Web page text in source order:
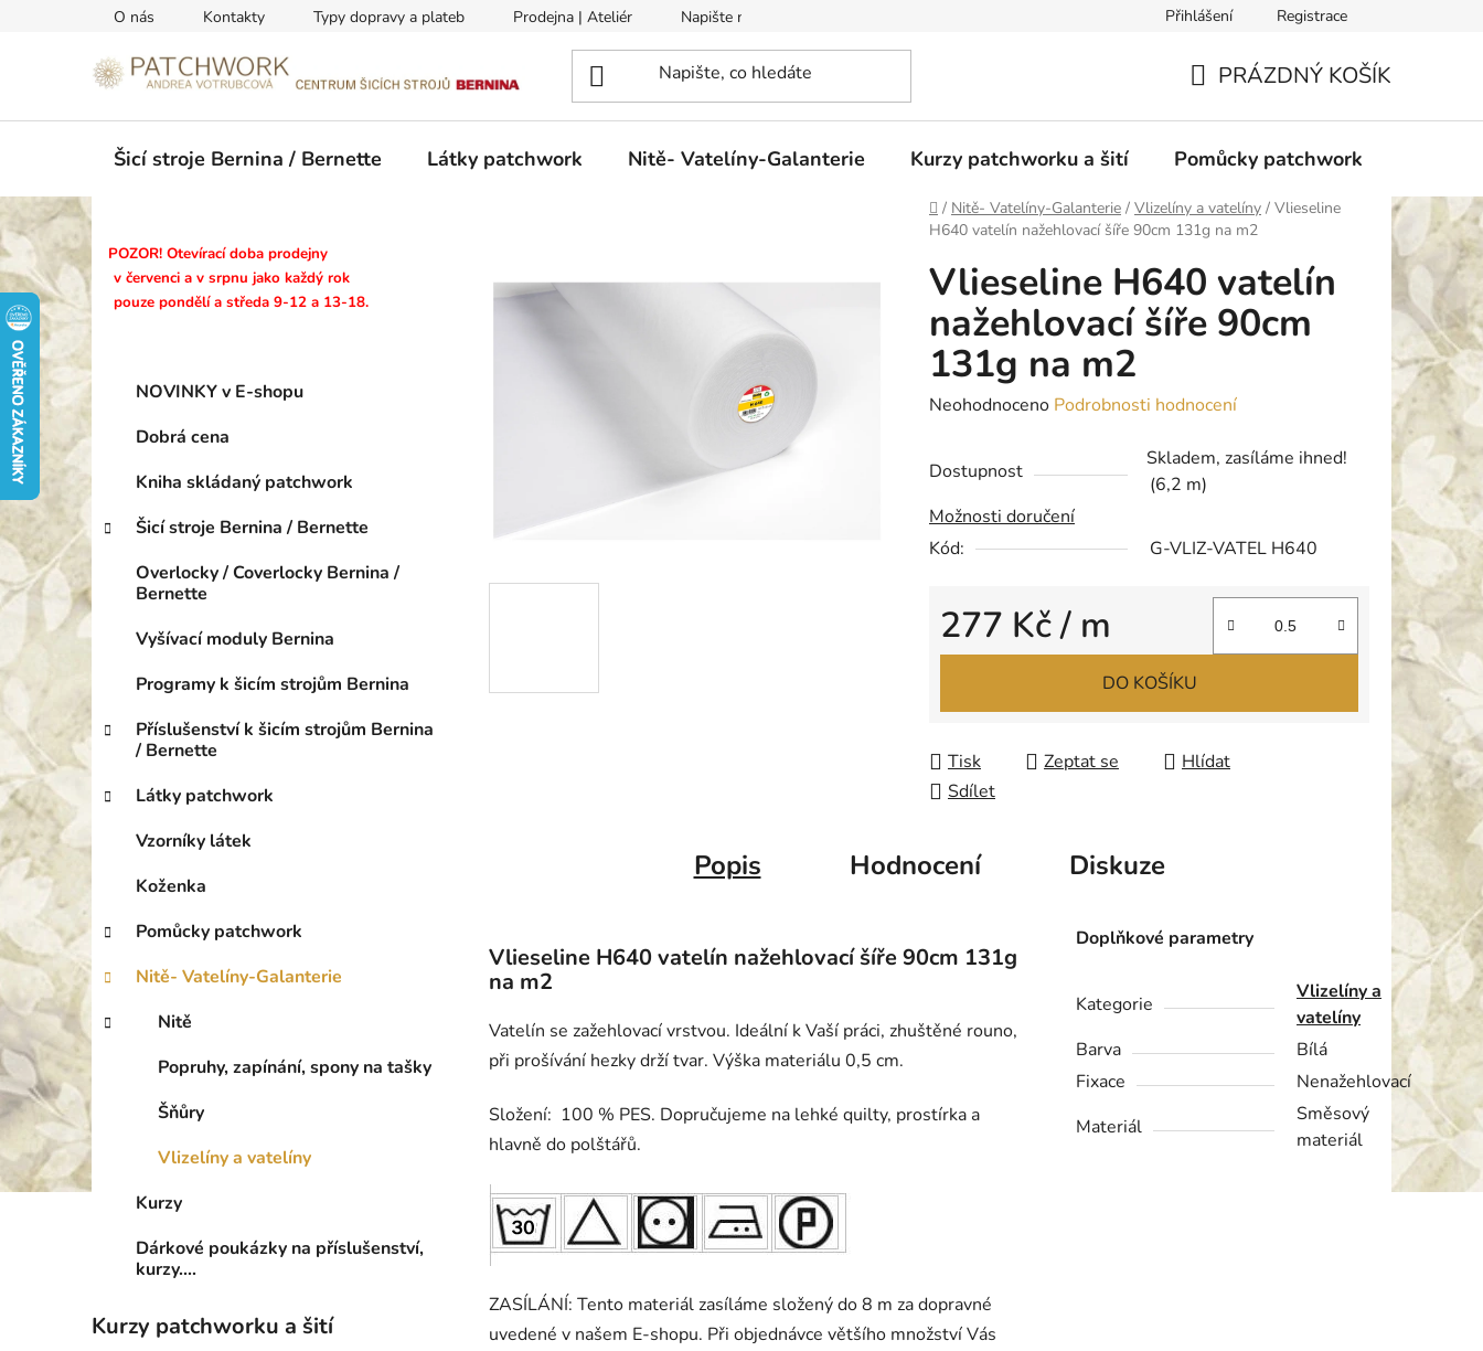
O nás Kontakty Typy dopravy a plateb Prodejna | Ateliér Napište nám Obchodní podmínky
Přihlášení Registrace
KOŠÍK
PRÁZDNÝ KOŠÍK
Šicí stroje Bernina / Bernette Látky patchwork Nitě- Vatelíny-Galanterie Kurzy patchworku a šití Pomůcky patchwork
Domů
/ Nitě- Vatelíny-Galanterie / Vlizelíny a vatelíny / Vlieseline
H640 vatelín nažehlovací šíře 90cm 131g na m2
P
o
s
r
í
a
e
POZOR! Otevírací doba prodejny
v červenci a v srpnu jako každý rok
pouze pondělí a středa 9-12 a 13-18.
Přeskočit
kategorie
K
g
o
i
NOVINKY v E-shopu
Dobrá cena
Kniha skládaný patchwork
Šicí stroje Bernina / Bernette
Overlocky / Coverlocky Bernina /
Bernette
Vyšívací moduly Bernina
Programy k šicím strojům Bernina
Příslušenství k šicím strojům Bernina
/ Bernette
Látky patchwork
Vzorníky látek
Koženka
Pomůcky patchwork
Nitě- Vatelíny-Galanterie
Nitě
Popruhy, zapínání, spony na tašky
Šňůry
Vlizelíny a vatelíny
Kurzy
Dárkové poukázky na příslušenství,
kurzy....
Kurzy patchworku a šití
Vlieseline H640 vatelín
nažehlovací šíře 90cm
131g na m2
Průměrné
produktu
0,0
z
hvězdiček.
Neohodnoceno Podrobnosti hodnocení
Dostupnost
Skladem, zasíláme ihned!
(6,2 m)
Možnosti doručení
Kód:
G-VLIZ-VATEL H640
277 Kč/ m
Měrná cena:
DO KOŠÍKU
Tisk Zeptat se
Hlídat
Sdílet
Popis Hodnocení Diskuze
Vlieseline H640 vatelín nažehlovací šíře 90cm 131g
na m2
Vatelín se zažehlovací vrstvou. Ideální k Vaší práci, zhuštěné rouno,
při prošívání hezky drží tvar. Výška materiálu 0,5 cm.
Složení: 100 % PES. Dopručujeme na lehké quilty, prostírka a
hlavně do polštářů.
ZASÍLÁNÍ: Tento materiál zasíláme složený do 8 m za dopravné
uvedené v našem E-shopu. Při objednávce většího množství Vás
Doplňkové parametry
Kategorie
Vlizelíny a
vatelíny
Barva
Bílá
Fixace
Nenažehlovací
Materiál
Směsový
materiál